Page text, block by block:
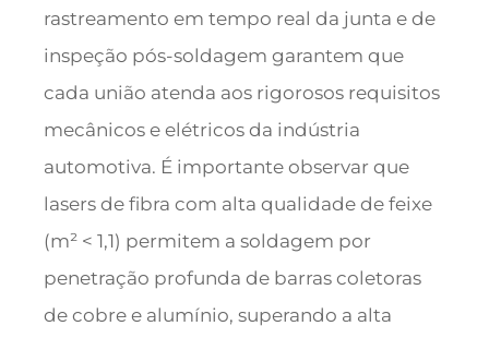
rastreamento em tempo real da junta e de
inspeção pós-soldagem garantem que
cada união atenda aos rigorosos requisitos
mecânicos e elétricos da indústria
automotiva. É importante observar que
lasers de fibra com alta qualidade de feixe
(m² < 1,1) permitem a soldagem por
penetração profunda de barras coletoras
de cobre e alumínio, superando a alta